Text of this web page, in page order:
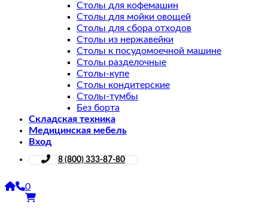
Столы для кофемашин
Столы для мойки овощей
Столы для сбора отходов
Столы из нержавейки
Столы к посудомоечной машине
Столы разделочные
Столы-купе
Столы кондитерские
Столы-тумбы
Без борта
Складская техника
Медицинская мебель
Вход
8 (800) 333-87-80
0